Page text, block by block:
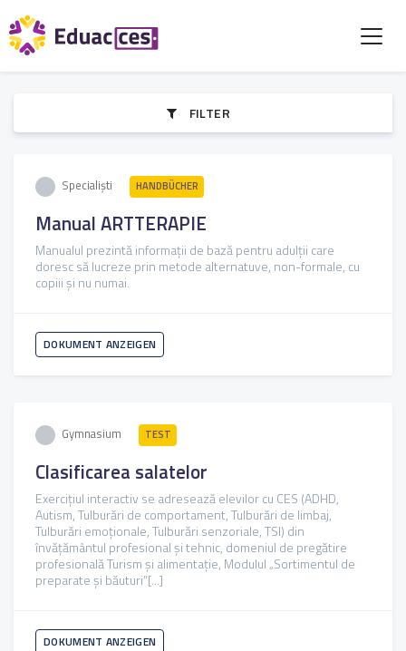
FILTER
Specialiști HANDBÜCHER
Manual ARTTERAPIE
Manualul prezintă informații de bază pentru adulții care
doresc să lucreze prin metode alternatuve, non-formale, cu
copiii și nu numai.
DOKUMENT ANZEIGEN
Gymnasium TEST
Clasificarea salatelor
Exercițiul interactiv se adresează elevilor cu CES (ADHD,
Autism, Tulburări de comportament, Tulburări de limbaj,
Tulburări emoționale, Tulburări senzoriale, TSI) din
învățământul profesional și tehnic, domeniul de pregătire
profesională Turism și alimentație, Modulul „Sortimentul de
preparate şi băuturi”[...]
DOKUMENT ANZEIGEN